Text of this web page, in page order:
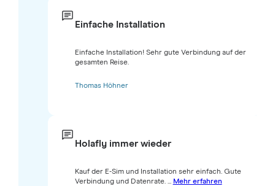
Einfache Installation
Einfache Installation! Sehr gute Verbindung auf der
gesamten Reise.
Thomas Höhner
Holafly immer wieder
Kauf der E-Sim und Installation sehr einfach. Gute
Verbindung und Datenrate. ... Mehr erfahren